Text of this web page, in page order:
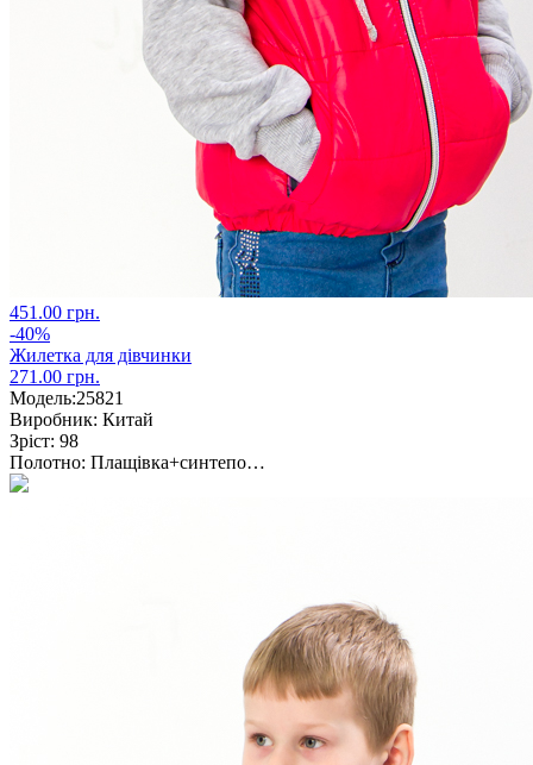
451.00 грн.
-40%
Жилетка для дівчинки
271.00 грн.
Модель:25821
Виробник: Китай
Зріст: 98
Полотно: Плащівка+синтепо…